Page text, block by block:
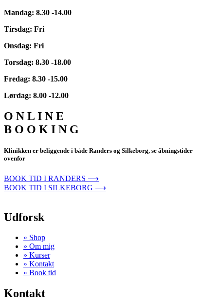
Mandag: 8.30 -14.00
Tirsdag: Fri
Onsdag: Fri
Torsdag: 8.30 -18.00
Fredag: 8.30 -15.00
Lørdag: 8.00 -12.00
O N L I N E
B O O K I N G
Klinikken er beliggende i både Randers og Silkeborg, se åbningstider
ovenfor
BOOK TID I RANDERS ⟶
BOOK TID I SILKEBORG ⟶
Udforsk
» Shop
» Om mig
» Kurser
» Kontakt
» Book tid
Kontakt